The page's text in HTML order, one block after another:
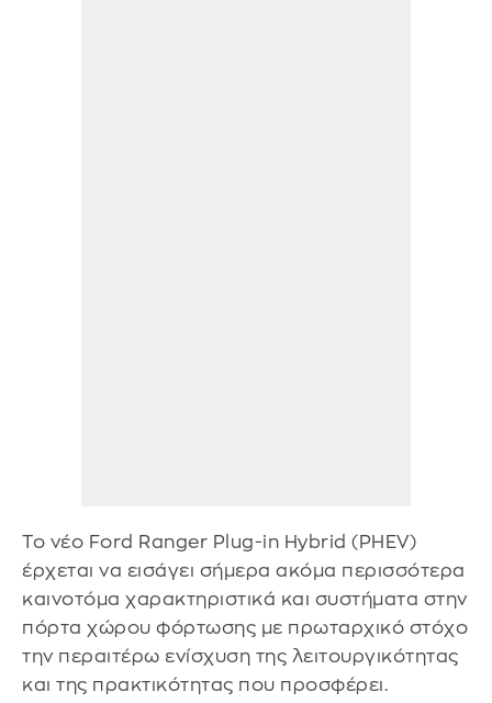
Το νέο Ford Ranger Plug-in Hybrid (PHEV)
έρχεται να εισάγει σήμερα ακόμα περισσότερα
καινοτόμα χαρακτηριστικά και συστήματα στην
πόρτα χώρου φόρτωσης με πρωταρχικό στόχο
την περαιτέρω ενίσχυση της λειτουργικότητας
και της πρακτικότητας που προσφέρει.